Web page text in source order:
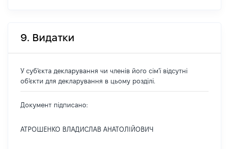
9. Видатки
У суб'єкта декларування чи членів його сім'ї відсутні
об'єкти для декларування в цьому розділі.
Документ підписано:
АТРОШЕНКО ВЛАДИСЛАВ АНАТОЛІЙОВИЧ